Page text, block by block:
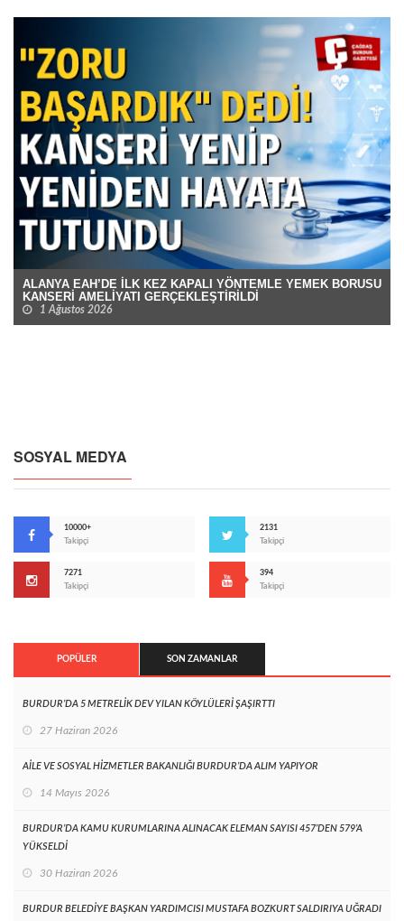
ALANYA EAH’DE İLK KEZ KAPALI YÖNTEMLE YEMEK BORUSU
KANSERİ AMELİYATI GERÇEKLEŞTİRİLDİ
1 Ağustos 2026
SOSYAL MEDYA
10000+
Takipçi
2131
Takipçi
7271
Takipçi
394
Takipçi
POPÜLER SON ZAMANLAR
BURDUR’DA 5 METRELİK DEV YILAN KÖYLÜLERİ ŞAŞIRTTI
27 Haziran 2026
AİLE VE SOSYAL HİZMETLER BAKANLIĞI BURDUR’DA ALIM YAPIYOR
14 Mayıs 2026
BURDUR’DA KAMU KURUMLARINA ALINACAK ELEMAN SAYISI 457’DEN 579’A
YÜKSELDİ
30 Haziran 2026
BURDUR BELEDİYE BAŞKAN YARDIMCISI MUSTAFA BOZKURT SALDIRIYA UĞRADI